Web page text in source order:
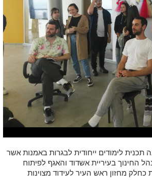
תכנית לימודים ייחודית לבגרות באמנות אשר
החינוך בעיריית אשדוד והאגף לפיתוח
כחלק מחזון ראש העיר לעידוד מצוינות